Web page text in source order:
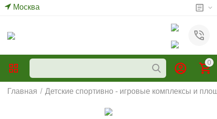
Москва
0
Главная / Детские спортивно - игровые комплексы и